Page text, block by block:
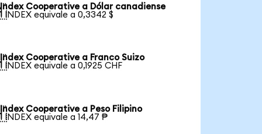
Index Cooperative a Dólar canadiense
1 INDEX equivale a 0,3342 $
Index Cooperative a Franco Suizo
1 INDEX equivale a 0,1925 CHF
Index Cooperative a Peso Filipino
1 INDEX equivale a 14,47 ₱